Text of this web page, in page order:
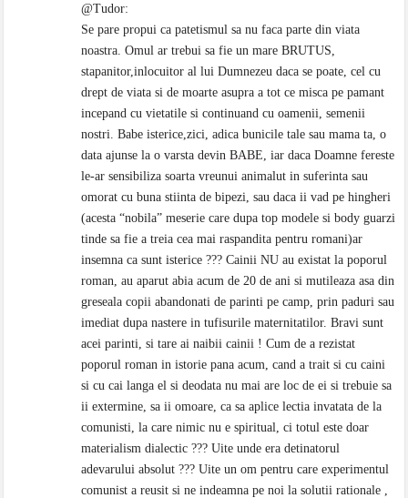
@Tudor:
Se pare propui ca patetismul sa nu faca parte din viata
noastra. Omul ar trebui sa fie un mare BRUTUS,
stapanitor,inlocuitor al lui Dumnezeu daca se poate, cel cu
drept de viata si de moarte asupra a tot ce misca pe pamant
incepand cu vietatile si continuand cu oamenii, semenii
nostri. Babe isterice,zici, adica bunicile tale sau mama ta, o
data ajunse la o varsta devin BABE, iar daca Doamne fereste
le-ar sensibiliza soarta vreunui animalut in suferinta sau
omorat cu buna stiinta de bipezi, sau daca ii vad pe hingheri
(acesta “nobila” meserie care dupa top modele si body guarzi
tinde sa fie a treia cea mai raspandita pentru romani)ar
insemna ca sunt isterice ??? Cainii NU au existat la poporul
roman, au aparut abia acum de 20 de ani si mutileaza asa din
greseala copii abandonati de parinti pe camp, prin paduri sau
imediat dupa nastere in tufisurile maternitatilor. Bravi sunt
acei parinti, si tare ai naibii cainii ! Cum de a rezistat
poporul roman in istorie pana acum, cand a trait si cu caini
si cu cai langa el si deodata nu mai are loc de ei si trebuie sa
ii extermine, sa ii omoare, ca sa aplice lectia invatata de la
comunisti, la care nimic nu e spiritual, ci totul este doar
materialism dialectic ??? Uite unde era detinatorul
adevarului absolut ??? Uite un om pentru care experimentul
comunist a reusit si ne indeamna pe noi la solutii rationale ,